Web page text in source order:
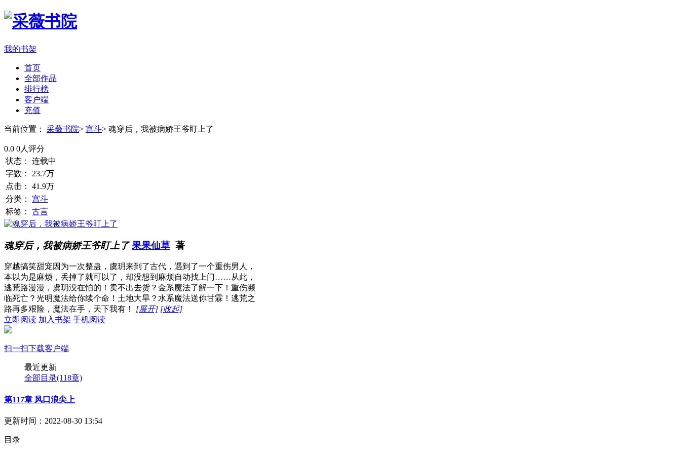
我的书架
首页
全部作品
排行榜
客户端
充值
当前位置： 采薇书院> 宫斗> 魂穿后，我被病娇王爷盯上了
0.0 0人评分
状态：
连载中
字数：
23.7万
点击：
41.9万
分类：
宫斗
标签：
古言
魂穿后，我被病娇王爷盯上了 果果仙草 著
穿越搞笑甜宠因为一次整蛊，虞玥来到了古代，遇到了一个重伤男人，
本以为是麻烦，丢掉了就可以了，却没想到麻烦自动找上门……从此，
逃荒路漫漫，虞玥没在怕的！卖不出去货？金系魔法了解一下！重伤濒
临死亡？光明魔法给你续个命！土地大旱？水系魔法送你甘霖！逃荒之
路再多艰险，魔法在手，天下我有！ [展开] [收起]
立即阅读 加入书架 手机阅读
扫一扫下载客户端
最近更新
全部目录(118章)
第117章 风口浪尖上
更新时间：2022-08-30 13:54
目录